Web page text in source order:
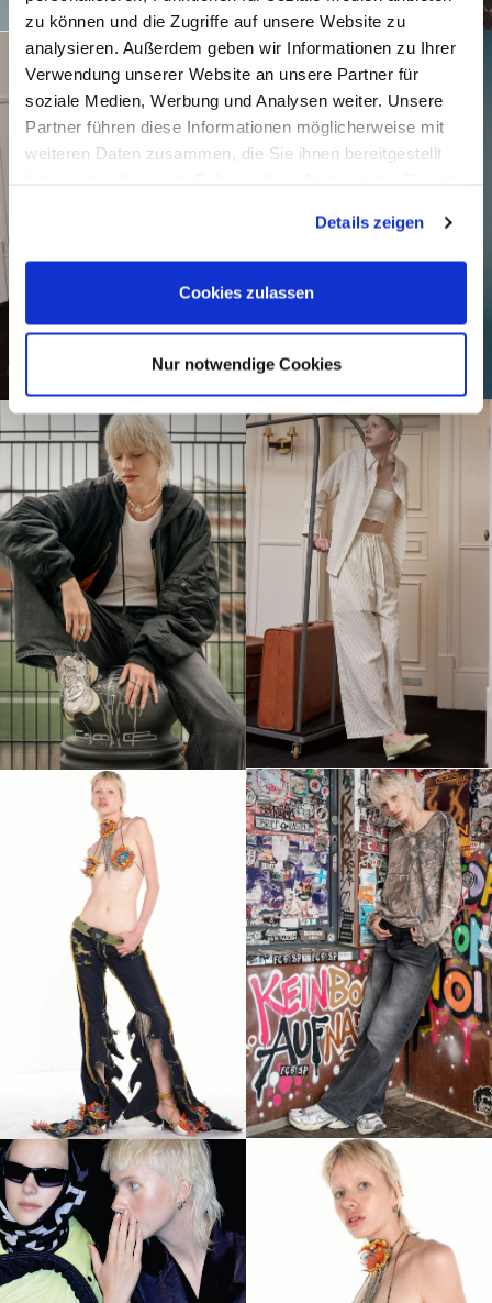
zu können und die Zugriffe auf unsere Website zu
analysieren. Außerdem geben wir Informationen zu Ihrer
Verwendung unserer Website an unsere Partner für
soziale Medien, Werbung und Analysen weiter. Unsere
Partner führen diese Informationen möglicherweise mit
weiteren Daten zusammen, die Sie ihnen bereitgestellt
Details zeigen
Cookies zulassen
Nur notwendige Cookies